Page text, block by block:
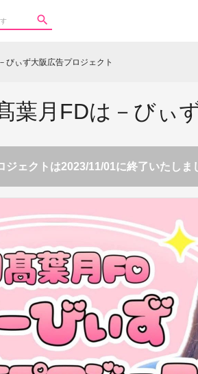
びぃず大阪広告プロジェクト
葉月FDは－びぃ
ジェクトは2023/11/01に終了いたしま